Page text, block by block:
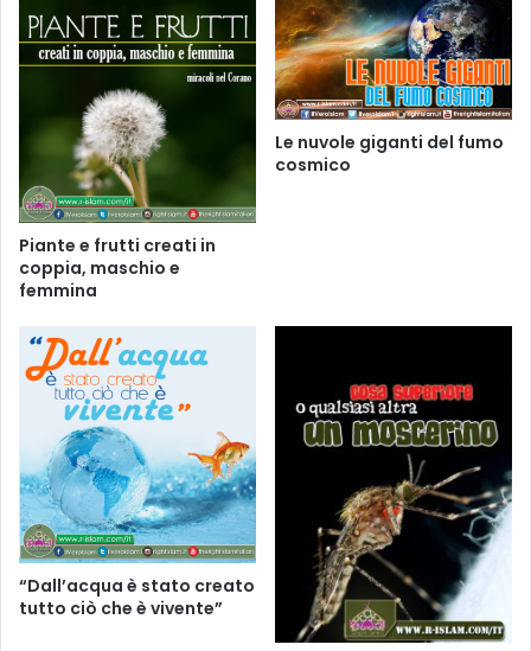
Piante e frutti creati in
coppia, maschio e
femmina
Le nuvole giganti del fumo
cosmico
“Dall’acqua è stato creato
tutto ciò che è vivente”